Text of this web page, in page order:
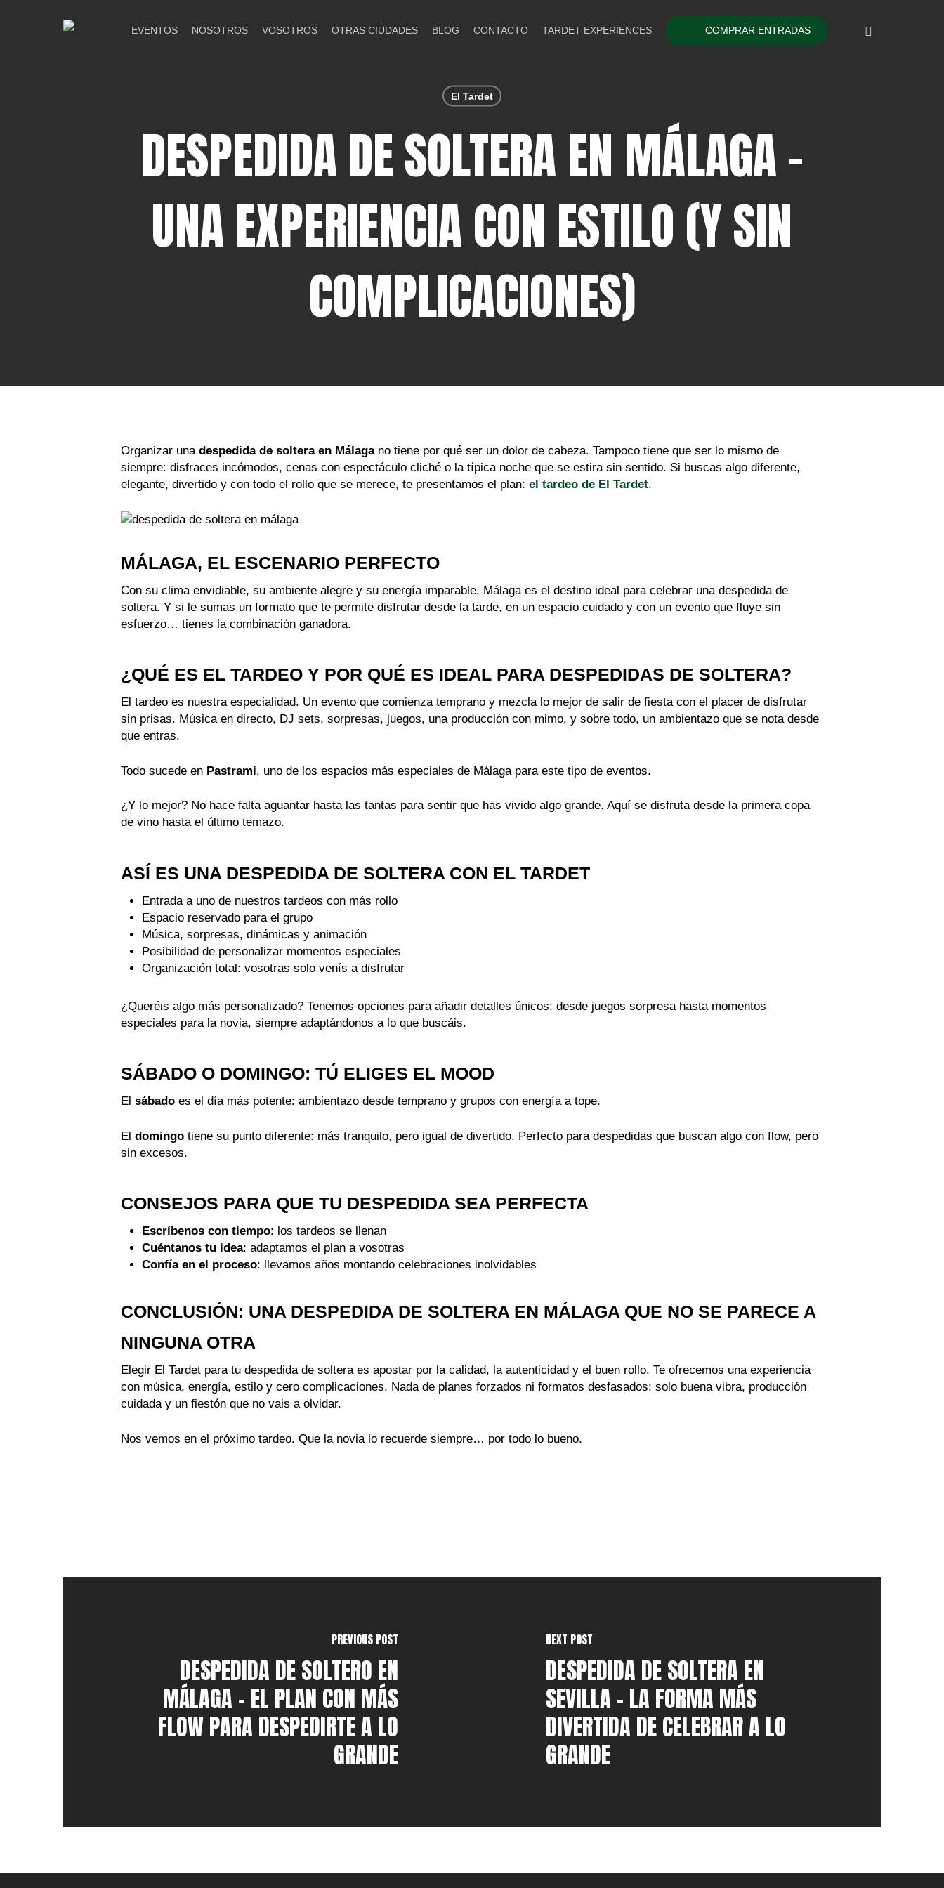
EVENTOS NOSOTROS VOSOTROS OTRAS CIUDADES BLOG CONTACTO TARDET EXPERIENCES COMPRAR ENTRADAS INSTAGRAM
El Tardet
DESPEDIDA DE SOLTERA EN MÁLAGA –
UNA EXPERIENCIA CON ESTILO (Y SIN
COMPLICACIONES)
Organizar una despedida de soltera en Málagano tiene por qué ser un dolor de cabeza. Tampoco tiene que ser lo mismo de
siempre: disfraces incómodos, cenas con espectáculo cliché o la típica noche que se estira sin sentido. Si buscas algo diferente,
elegante, divertido y con todo el rollo que se merece, te presentamos el plan: el tardeo de El Tardet.
MÁLAGA, EL ESCENARIO PERFECTO
Con su clima envidiable, su ambiente alegre y su energía imparable, Málaga es el destino ideal para celebrar una despedida de
soltera. Y si le sumas un formato que te permite disfrutar desde la tarde, en un espacio cuidado y con un evento que fluye sin
esfuerzo… tienes la combinación ganadora.
¿QUÉ ES EL TARDEO Y POR QUÉ ES IDEAL PARA DESPEDIDAS DE SOLTERA?
El tardeo es nuestra especialidad. Un evento que comienza temprano y mezcla lo mejor de salir de fiesta con el placer de disfrutar
sin prisas. Música en directo, DJ sets, sorpresas, juegos, una producción con mimo, y sobre todo, un ambientazo que se nota desde
que entras.
Todo sucede en Pastrami, uno de los espacios más especiales de Málaga para este tipo de eventos.
¿Y lo mejor? No hace falta aguantar hasta las tantas para sentir que has vivido algo grande. Aquí se disfruta desde la primera copa
de vino hasta el último temazo.
ASÍ ES UNA DESPEDIDA DE SOLTERA CON EL TARDET
Entrada a uno de nuestros tardeos con más rollo
Espacio reservado para el grupo
Música, sorpresas, dinámicas y animación
Posibilidad de personalizar momentos especiales
Organización total: vosotras solo venís a disfrutar
¿Queréis algo más personalizado? Tenemos opciones para añadir detalles únicos: desde juegos sorpresa hasta momentos
especiales para la novia, siempre adaptándonos a lo que buscáis.
SÁBADO O DOMINGO: TÚ ELIGES EL MOOD
El sábado es el día más potente: ambientazo desde temprano y grupos con energía a tope.
El domingo tiene su punto diferente: más tranquilo, pero igual de divertido. Perfecto para despedidas que buscan algo con flow, pero
sin excesos.
CONSEJOS PARA QUE TU DESPEDIDA SEA PERFECTA
Escríbenos con tiempo: los tardeos se llenan
Cuéntanos tu idea: adaptamos el plan a vosotras
Confía en el proceso: llevamos años montando celebraciones inolvidables
CONCLUSIÓN: UNA DESPEDIDA DE SOLTERA EN MÁLAGA QUE NO SE PARECE A
NINGUNA OTRA
Elegir El Tardet para tu despedida de soltera es apostar por la calidad, la autenticidad y el buen rollo. Te ofrecemos una experiencia
con música, energía, estilo y cero complicaciones. Nada de planes forzados ni formatos desfasados: solo buena vibra, producción
cuidada y un fiestón que no vais a olvidar.
Nos vemos en el próximo tardeo. Que la novia lo recuerde siempre… por todo lo bueno.
PREVIOUS POST
DESPEDIDA DE SOLTERO EN
MÁLAGA – EL PLAN CON MÁS
FLOW PARA DESPEDIRTE A LO
GRANDE
NEXT POST
DESPEDIDA DE SOLTERA EN
SEVILLA – LA FORMA MÁS
DIVERTIDA DE CELEBRAR A LO
GRANDE